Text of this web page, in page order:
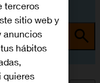
terceros
sitio web y
anuncios
hábitos
quieres